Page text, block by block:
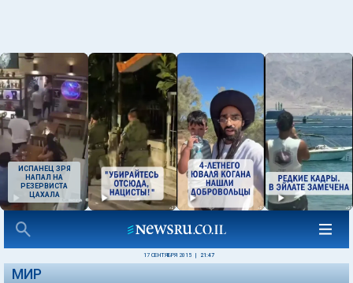
ИСПАНЕЦ ЗРЯ
НАПАЛ НА
РЕЗЕРВИСТА
ЦАХАЛА
17 СЕНТЯБРЯ 2015 21:47
МИР